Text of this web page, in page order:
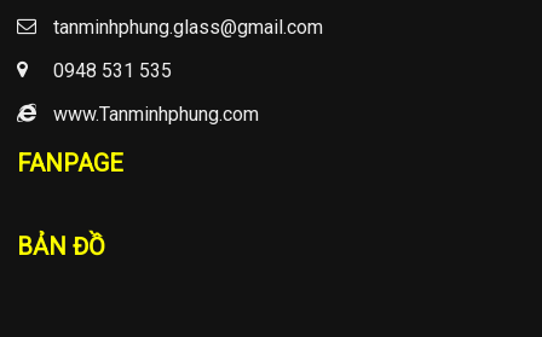
tanminhphung.glass@gmail.com
0948 531 535
www.Tanminhphung.com
FANPAGE
BẢN ĐỒ